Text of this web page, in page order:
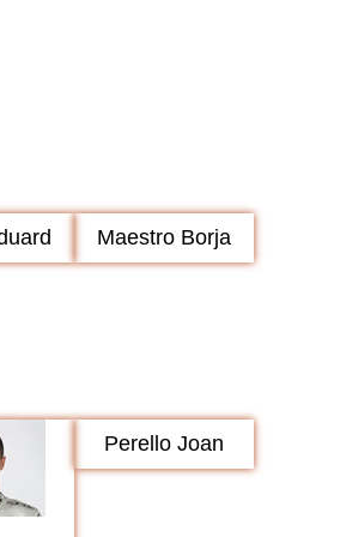
Maestro Borja
Perello Joan